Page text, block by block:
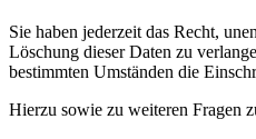
Sie haben jederzeit das Recht,
Löschung dieser Daten zu
bestimmten Umständen die
Hierzu sowie zu weiteren Fragen